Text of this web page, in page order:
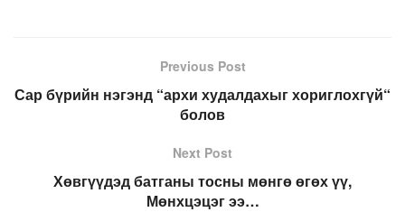
Previous Post
Сар бүрийн нэгэнд “архи худалдахыг хориглохгүй“
болов
Next Post
Хөвгүүдэд батганы тосны мөнгө өгөх үү,
Мөнхцэцэг ээ…